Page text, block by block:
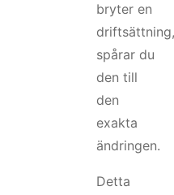
bryter en
driftsättning,
spårar du
den till
den
exakta
ändringen.
Detta